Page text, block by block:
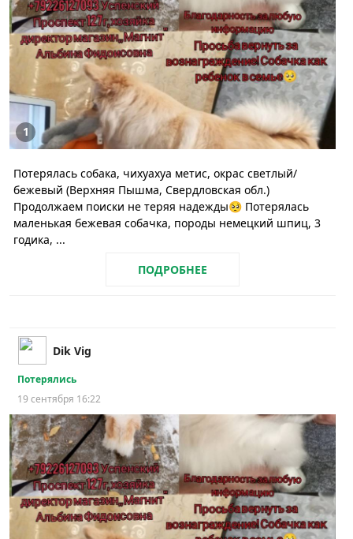
1
Потерялась собака, чихуахуа метис, окрас светлый/
бежевый (Верхняя Пышма, Свердловская обл.)
Продолжаем поиски не теряя надежды🥺 Потерялась
маленькая бежевая собачка, породы немецкий шпиц, 3
годика, ...
ПОДРОБНЕЕ
Dik Vig
Потерялись
19 сентября 16:22